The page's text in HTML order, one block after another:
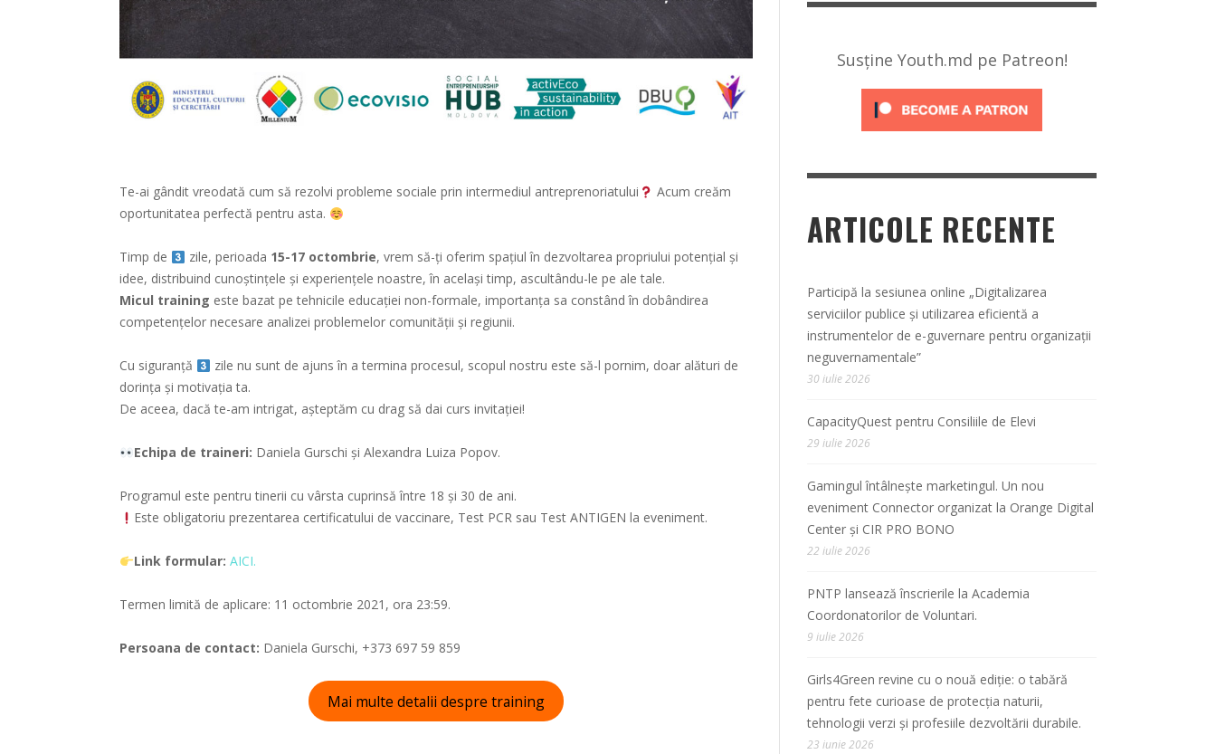
Te-ai gândit vreodată cum să rezolvi probleme sociale prin intermediul antreprenoriatului
Acum creăm
oportunitatea perfectă pentru asta.
Timp de zile, perioada 15-17 octombrie, vrem să-ți oferim spațiul în dezvoltarea propriului potențial și
idee, distribuind cunoștințele și experiențele noastre, în același timp, ascultându-le pe ale tale.
Micul training este bazat pe tehnicile educației non-formale, importanța sa constând în dobândirea
competențelor necesare analizei problemelor comunității și regiunii.
Cu siguranță
zile nu sunt de ajuns în a termina procesul, scopul nostru este să-l pornim, doar alături de
dorința și motivația ta.
De aceea, dacă te-am intrigat, așteptăm cu drag să dai curs invitației!
Echipa de traineri: Daniela Gurschi și Alexandra Luiza Popov.
Programul este pentru tinerii cu vârsta cuprinsă între 18 și 30 de ani.
Este obligatoriu prezentarea certificatului de vaccinare, Test PCR sau Test ANTIGEN la eveniment.
Link formular: AICI.
Termen limită de aplicare: 11 octombrie 2021, ora 23:59.
Persoana de contact: Daniela Gurschi, +373 697 59 859
Mai multe detalii despre training
Susține Youth.md pe Patreon!
ARTICOLE RECENTE
Participă la sesiunea online „Digitalizarea
serviciilor publice și utilizarea eficientă a
instrumentelor de e-guvernare pentru organizații
neguvernamentale”
30 iulie 2026
CapacityQuest pentru Consiliile de Elevi
29 iulie 2026
Gamingul întâlnește marketingul. Un nou
eveniment Connector organizat la Orange Digital
Center și CIR PRO BONO
22 iulie 2026
PNTP lansează înscrierile la Academia
Coordonatorilor de Voluntari.
9 iulie 2026
Girls4Green revine cu o nouă ediție: o tabără
pentru fete curioase de protecția naturii,
tehnologii verzi și profesiile dezvoltării durabile.
23 iunie 2026